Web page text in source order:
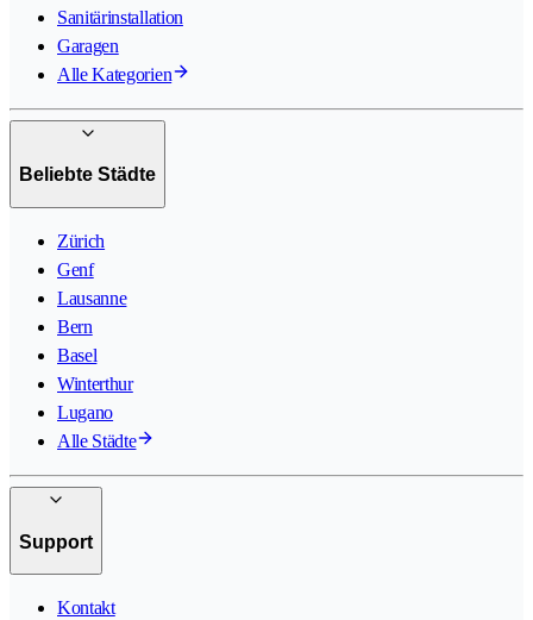
Sanitärinstallation
Garagen
Alle Kategorien
Beliebte Städte
Zürich
Genf
Lausanne
Bern
Basel
Winterthur
Lugano
Alle Städte
Support
Kontakt